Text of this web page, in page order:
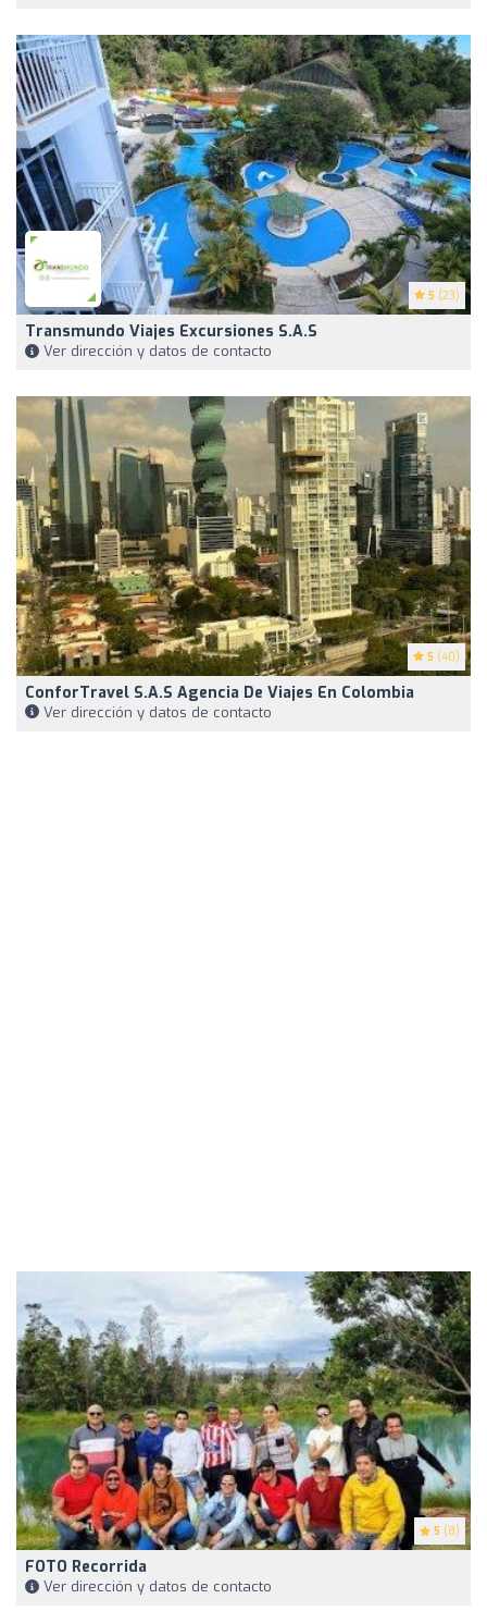
5 (23)
Transmundo Viajes Excursiones S.a.s
Ver dirección y datos de contacto
5 (40)
ConforTravel S.A.S Agencia De Viajes En Colombia
Ver dirección y datos de contacto
5 (8)
FOTO Recorrida
Ver dirección y datos de contacto